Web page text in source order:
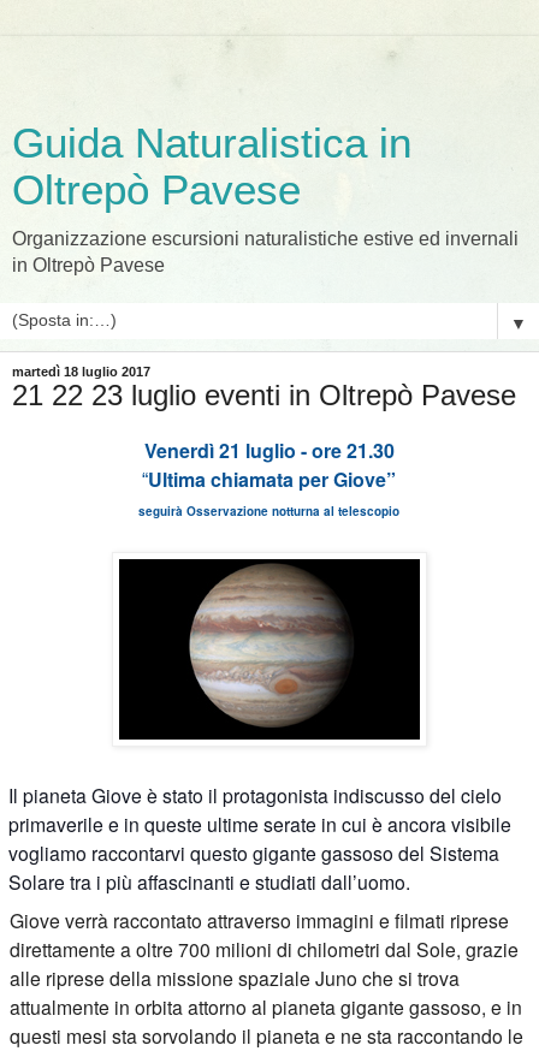
Guida Naturalistica in
Oltrepò Pavese
Organizzazione escursioni naturalistiche estive ed invernali
in Oltrepò Pavese
▼
martedì 18 luglio 2017
21 22 23 luglio eventi in Oltrepò Pavese
Venerdì 21 luglio - ore 21.30
“Ultima chiamata per Giove”
seguirà Osservazione notturna al telescopio
Il pianeta Giove è stato il protagonista indiscusso del cielo
primaverile e in queste ultime serate in cui è ancora visibile
vogliamo raccontarvi questo gigante gassoso del Sistema
Solare tra i più affascinanti e studiati dall’uomo.
Giove verrà raccontato attraverso immagini e filmati riprese
direttamente a oltre 700 milioni di chilometri dal Sole, grazie
alle riprese della missione spaziale Juno che si trova
attualmente in orbita attorno al pianeta gigante gassoso, e in
questi mesi sta sorvolando il pianeta e ne sta raccontando le